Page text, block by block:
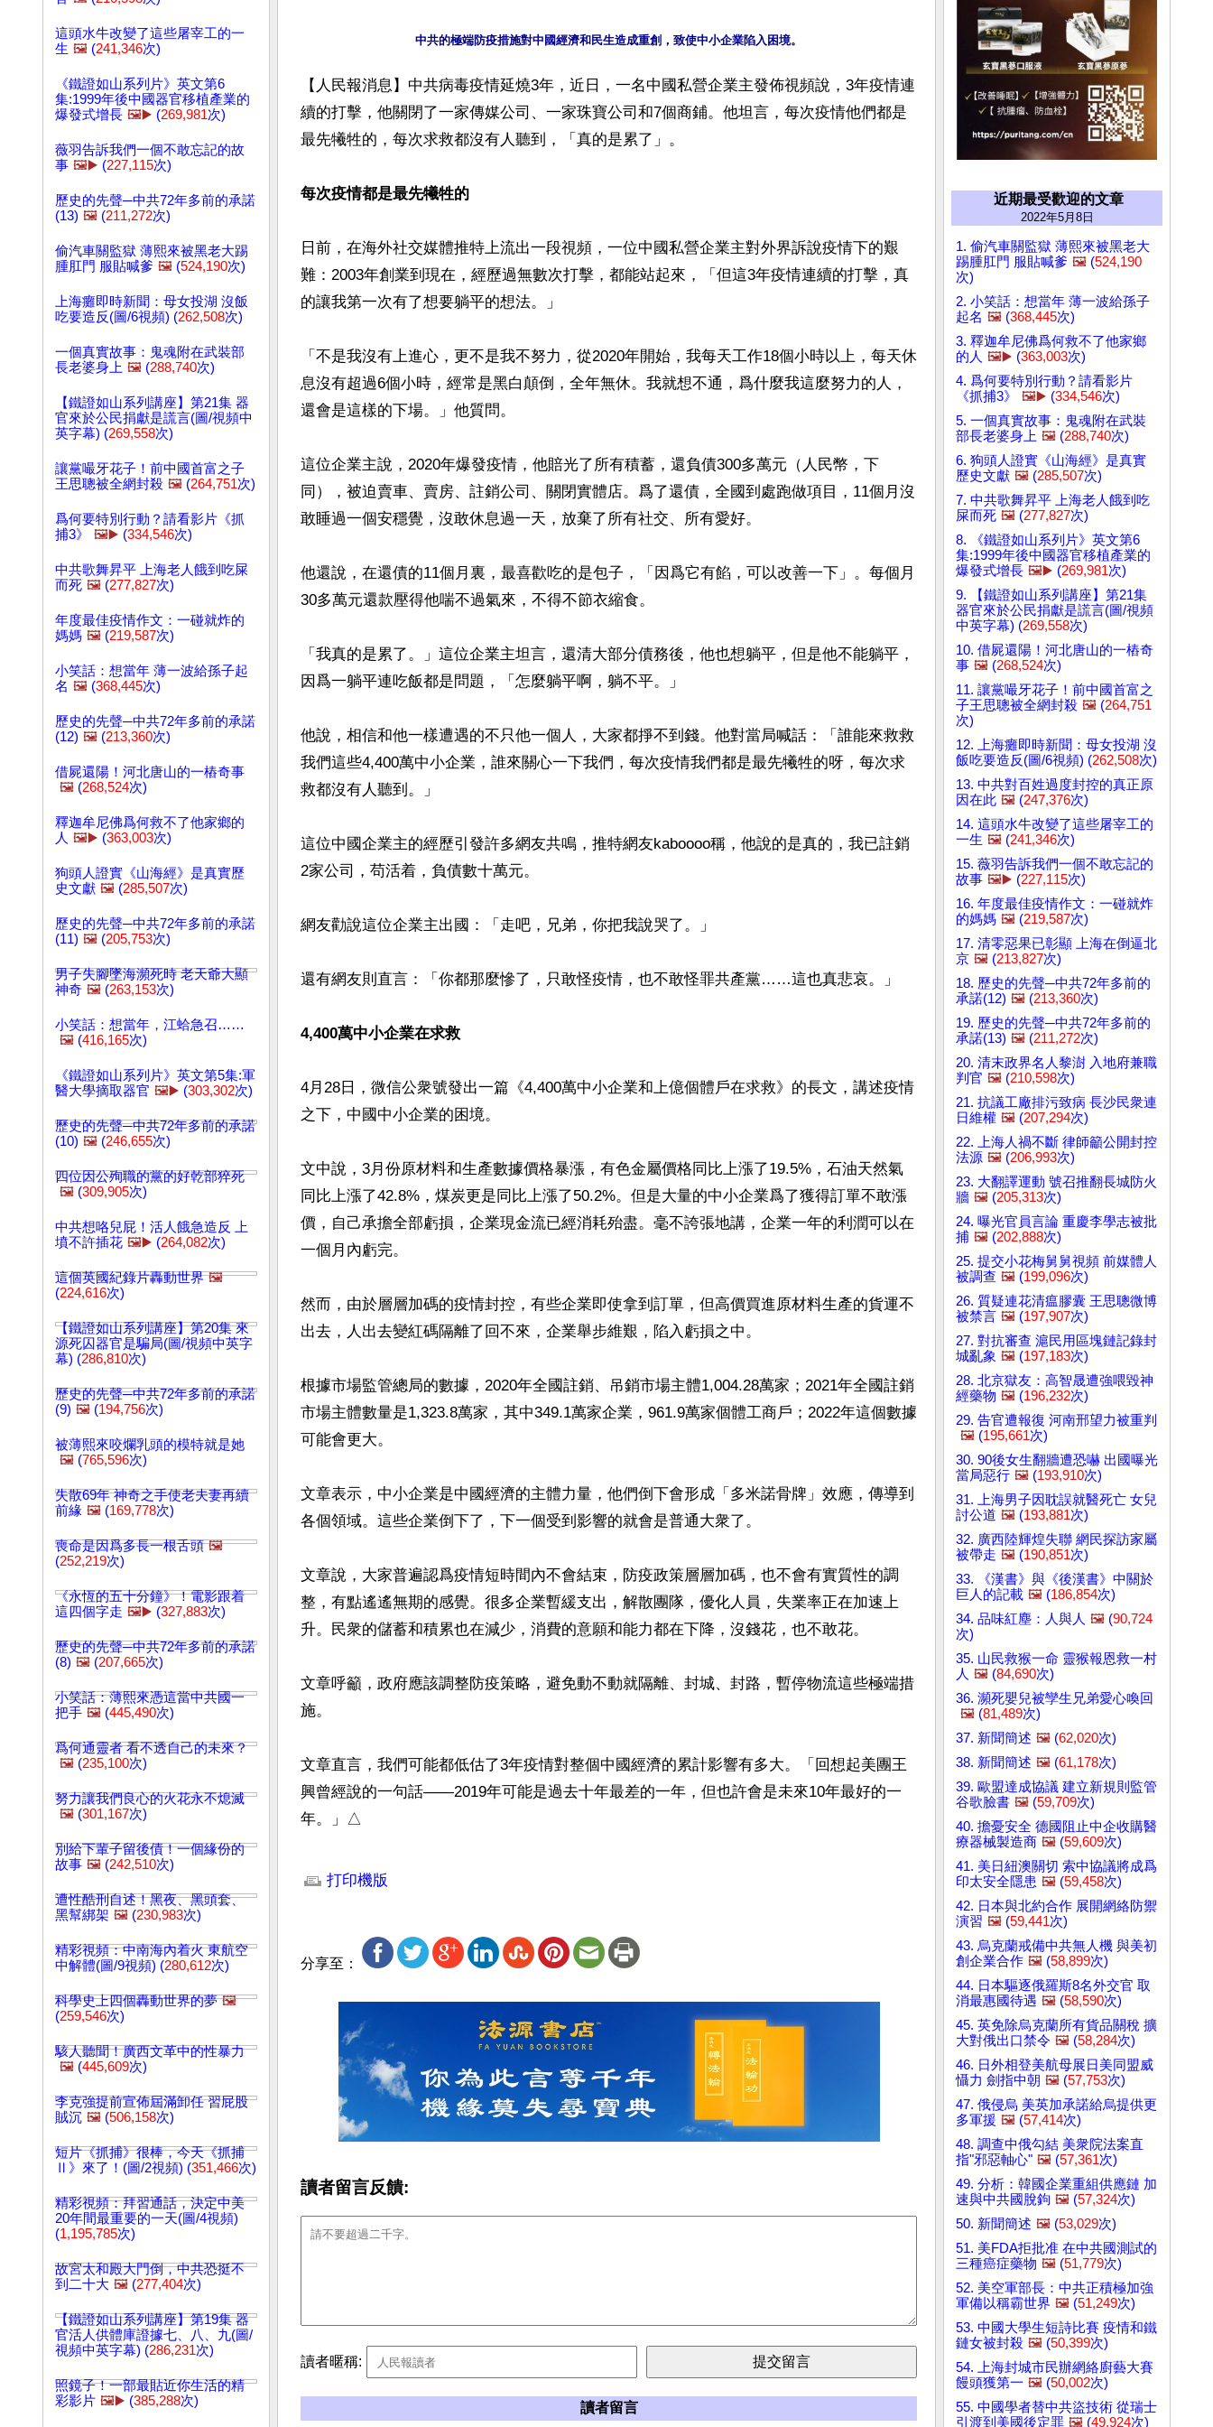
這頭水牛改變了這些屠宰工的一
生 🖼️ (241,346次)
《鐵證如山系列片》英文第6
集:1999年後中國器官移植產業的
爆發式增長 🖼️▶️ (269,981次)
薇羽告訴我們一個不敢忘記的故
事 🖼️▶️ (227,115次)
歷史的先聲─中共72年多前的承諾
(13) 🖼️ (211,272次)
偷汽車關監獄 薄熙來被黑老大踢
腫肛門 服貼喊爹 🖼️ (524,190次)
上海癱即時新聞：母女投湖 沒飯
吃要造反(圖/6視頻) (262,508次)
一個真實故事：鬼魂附在武裝部
長老婆身上 🖼️ (288,740次)
【鐵證如山系列講座】第21集 器
官來於公民捐獻是謊言(圖/視頻中
英字幕) (269,558次)
讓黨嘬牙花子！前中國首富之子
王思聰被全網封殺 🖼️ (264,751次)
爲何要特別行動？請看影片《抓
捕3》
🖼️▶️ (334,546次)
中共歌舞昇平 上海老人餓到吃屎
而死 🖼️ (277,827次)
年度最佳疫情作文：一碰就炸的
媽媽 🖼️ (219,587次)
小笑話：想當年 薄一波給孫子起
名 🖼️ (368,445次)
歷史的先聲─中共72年多前的承諾
(12) 🖼️ (213,360次)
借屍還陽！河北唐山的一樁奇事
🖼️ (268,524次)
釋迦牟尼佛爲何救不了他家鄉的
人 🖼️▶️ (363,003次)
狗頭人證實《山海經》是真實歷
史文獻 🖼️ (285,507次)
歷史的先聲─中共72年多前的承諾
(11) 🖼️ (205,753次)
男子失腳墜海瀕死時 老天爺大顯
神奇 🖼️ (263,153次)
小笑話：想當年，江蛤急召……
🖼️ (416,165次)
《鐵證如山系列片》英文第5集:軍
醫大學摘取器官 🖼️▶️ (303,302次)
歷史的先聲─中共72年多前的承諾
(10) 🖼️ (246,655次)
四位因公殉職的黨的好乾部猝死
🖼️ (309,905次)
中共想咯兒屁！活人餓急造反 上
墳不許插花 🖼️▶️ (264,082次)
這個英國紀錄片轟動世界 🖼️
(224,616次)
【鐵證如山系列講座】第20集 來
源死囚器官是騙局(圖/視頻中英字
幕) (286,810次)
歷史的先聲─中共72年多前的承諾
(9) 🖼️ (194,756次)
被薄熙來咬爛乳頭的模特就是她
🖼️ (765,596次)
失散69年 神奇之手使老夫妻再續
前緣 🖼️ (169,778次)
喪命是因爲多長一根舌頭 🖼️
(252,219次)
《永恆的五十分鐘》！電影跟着
這四個字走 🖼️▶️ (327,883次)
歷史的先聲─中共72年多前的承諾
(8) 🖼️ (207,665次)
小笑話：薄熙來憑這當中共國一
把手 🖼️ (445,490次)
爲何通靈者 看不透自己的未來？
🖼️ (235,100次)
努力讓我們良心的火花永不熄滅
🖼️ (301,167次)
別給下輩子留後債！一個緣份的
故事 🖼️ (242,510次)
遭性酷刑自述！黑夜、黑頭套、
黑幫綁架 🖼️ (230,983次)
精彩視頻：中南海內着火 東航空
中解體(圖/9視頻) (280,612次)
科學史上四個轟動世界的夢 🖼️
(259,546次)
駭人聽聞！廣西文革中的性暴力
🖼️ (445,609次)
李克強提前宣佈屆滿卸任 習屁股
賊沉 🖼️ (506,158次)
短片《抓捕》很棒，今天《抓捕
Ⅱ》來了！(圖/2視頻) (351,466次)
精彩視頻：拜習通話，決定中美
20年間最重要的一天(圖/4視頻)
(1,195,785次)
故宮太和殿大門倒，中共恐挺不
到二十大 🖼️ (277,404次)
【鐵證如山系列講座】第19集 器
官活人供體庫證據七、八、九(圖/
視頻中英字幕) (286,231次)
照鏡子！一部最貼近你生活的精
彩影片 🖼️▶️ (385,288次)
【人民報消息】中共病毒疫情延燒3年，近日，一名中國私營企業主發佈視頻說，3年疫情連
續的打擊，他關閉了一家傳媒公司、一家珠寶公司和7個商鋪。他坦言，每次疫情他們都是
最先犧牲的，每次求救都沒有人聽到，「真的是累了」。
每次疫情都是最先犧牲的
日前，在海外社交媒體推特上流出一段視頻，一位中國私營企業主對外界訴說疫情下的艱
難：2003年創業到現在，經歷過無數次打擊，都能站起來，「但這3年疫情連續的打擊，真
的讓我第一次有了想要躺平的想法。」
「不是我沒有上進心，更不是我不努力，從2020年開始，我每天工作18個小時以上，每天休
息沒有超過6個小時，經常是黑白顛倒，全年無休。我就想不通，爲什麼我這麼努力的人，
還會是這樣的下場。」他質問。
這位企業主說，2020年爆發疫情，他賠光了所有積蓄，還負債300多萬元（人民幣，下
同），被迫賣車、賣房、註銷公司、關閉實體店。爲了還債，全國到處跑做項目，11個月沒
敢睡過一個安穩覺，沒敢休息過一天，放棄了所有社交、所有愛好。
他還說，在還債的11個月裏，最喜歡吃的是包子，「因爲它有餡，可以改善一下」。每個月
30多萬元還款壓得他喘不過氣來，不得不節衣縮食。
「我真的是累了。」這位企業主坦言，還清大部分債務後，他也想躺平，但是他不能躺平，
因爲一躺平連吃飯都是問題，「怎麼躺平啊，躺不平。」
他說，相信和他一樣遭遇的不只他一個人，大家都掙不到錢。他對當局喊話：「誰能來救救
我們這些4,400萬中小企業，誰來關心一下我們，每次疫情我們都是最先犧牲的呀，每次求
救都沒有人聽到。」
這位中國企業主的經歷引發許多網友共鳴，推特網友kaboooo稱，他說的是真的，我已註銷
2家公司，苟活着，負債數十萬元。
網友勸說這位企業主出國：「走吧，兄弟，你把我說哭了。」
還有網友則直言：「你都那麼慘了，只敢怪疫情，也不敢怪罪共產黨……這也真悲哀。」
4,400萬中小企業在求救
4月28日，微信公衆號發出一篇《4,400萬中小企業和上億個體戶在求救》的長文，講述疫情
之下，中國中小企業的困境。
文中說，3月份原材料和生產數據價格暴漲，有色金屬價格同比上漲了19.5%，石油天然氣
同比上漲了42.8%，煤炭更是同比上漲了50.2%。但是大量的中小企業爲了獲得訂單不敢漲
價，自己承擔全部虧損，企業現金流已經消耗殆盡。毫不誇張地講，企業一年的利潤可以在
一個月內虧完。
然而，由於層層加碼的疫情封控，有些企業即使拿到訂單，但高價買進原材料生產的貨運不
出去，人出去變紅碼隔離了回不來，企業舉步維艱，陷入虧損之中。
根據市場監管總局的數據，2020年全國註銷、吊銷市場主體1,004.28萬家；2021年全國註銷
市場主體數量是1,323.8萬家，其中349.1萬家企業，961.9萬家個體工商戶；2022年這個數據
可能會更大。
文章表示，中小企業是中國經濟的主體力量，他們倒下會形成「多米諾骨牌」效應，傳導到
各個領域。這些企業倒下了，下一個受到影響的就會是普通大衆了。
文章說，大家普遍認爲疫情短時間內不會結束，防疫政策層層加碼，也不會有實質性的調
整，有點遙遙無期的感覺。很多企業暫緩支出，解散團隊，優化人員，失業率正在加速上
升。民衆的儲蓄和積累也在減少，消費的意願和能力都在下降，沒錢花，也不敢花。
文章呼籲，政府應該調整防疫策略，避免動不動就隔離、封城、封路，暫停物流這些極端措
施。
文章直言，我們可能都低估了3年疫情對整個中國經濟的累計影響有多大。「回想起美團王
興曾經說的一句話――2019年可能是過去十年最差的一年，但也許會是未來10年最好的一
年。」△
打印機版
分享至：
讀者留言反饋:
讀者暱稱:
讀者留言
近期最受歡迎的文章
2022年5月8日
1. 偷汽車關監獄 薄熙來被黑老大
踢腫肛門 服貼喊爹 🖼️ (524,190
次)
2. 小笑話：想當年 薄一波給孫子
起名 🖼️ (368,445次)
3. 釋迦牟尼佛爲何救不了他家鄉
的人 🖼️▶️ (363,003次)
4. 爲何要特別行動？請看影片
《抓捕3》
🖼️▶️ (334,546次)
5. 一個真實故事：鬼魂附在武裝
部長老婆身上 🖼️ (288,740次)
6. 狗頭人證實《山海經》是真實
歷史文獻 🖼️ (285,507次)
7. 中共歌舞昇平 上海老人餓到吃
屎而死 🖼️ (277,827次)
8. 《鐵證如山系列片》英文第6
集:1999年後中國器官移植產業的
爆發式增長 🖼️▶️ (269,981次)
9. 【鐵證如山系列講座】第21集
器官來於公民捐獻是謊言(圖/視頻
中英字幕) (269,558次)
10. 借屍還陽！河北唐山的一樁奇
事 🖼️ (268,524次)
11. 讓黨嘬牙花子！前中國首富之
子王思聰被全網封殺 🖼️ (264,751
次)
12. 上海癱即時新聞：母女投湖 沒
飯吃要造反(圖/6視頻) (262,508次)
13. 中共對百姓過度封控的真正原
因在此 🖼️ (247,376次)
14. 這頭水牛改變了這些屠宰工的
一生 🖼️ (241,346次)
15. 薇羽告訴我們一個不敢忘記的
故事 🖼️▶️ (227,115次)
16. 年度最佳疫情作文：一碰就炸
的媽媽 🖼️ (219,587次)
17. 清零惡果已彰顯 上海在倒逼北
京 🖼️ (213,827次)
18. 歷史的先聲─中共72年多前的
承諾(12) 🖼️ (213,360次)
19. 歷史的先聲─中共72年多前的
承諾(13) 🖼️ (211,272次)
20. 清末政界名人黎澍 入地府兼職
判官 🖼️ (210,598次)
21. 抗議工廠排污致病 長沙民衆連
日維權 🖼️ (207,294次)
22. 上海人禍不斷 律師籲公開封控
法源 🖼️ (206,993次)
23. 大翻譯運動 號召推翻長城防火
牆 🖼️ (205,313次)
24. 曝光官員言論 重慶李學志被批
捕 🖼️ (202,888次)
25. 提交小花梅舅舅視頻 前媒體人
被調查 🖼️ (199,096次)
26. 質疑連花清瘟膠囊 王思聰微博
被禁言 🖼️ (197,907次)
27. 對抗審查 滬民用區塊鏈記錄封
城亂象 🖼️ (197,183次)
28. 北京獄友：高智晟遭強喂毀神
經藥物 🖼️ (196,232次)
29. 告官遭報復 河南邢望力被重判
🖼️ (195,661次)
30. 90後女生翻牆遭恐嚇 出國曝光
當局惡行 🖼️ (193,910次)
31. 上海男子因耽誤就醫死亡 女兒
討公道 🖼️ (193,881次)
32. 廣西陸輝煌失聯 網民探訪家屬
被帶走 🖼️ (190,851次)
33. 《漢書》與《後漢書》中關於
巨人的記載 🖼️ (186,854次)
34. 品味紅塵：人與人 🖼️ (90,724
次)
35. 山民救猴一命 靈猴報恩救一村
人 🖼️ (84,690次)
36. 瀕死嬰兒被孿生兄弟愛心喚回
🖼️ (81,489次)
37. 新聞簡述 🖼️ (62,020次)
38. 新聞簡述 🖼️ (61,178次)
39. 歐盟達成協議 建立新規則監管
谷歌臉書 🖼️ (59,709次)
40. 擔憂安全 德國阻止中企收購醫
療器械製造商 🖼️ (59,609次)
41. 美日紐澳關切 索中協議將成爲
印太安全隱患 🖼️ (59,458次)
42. 日本與北約合作 展開網絡防禦
演習 🖼️ (59,441次)
43. 烏克蘭戒備中共無人機 與美初
創企業合作 🖼️ (58,899次)
44. 日本驅逐俄羅斯8名外交官 取
消最惠國待遇 🖼️ (58,590次)
45. 英免除烏克蘭所有貨品關稅 擴
大對俄出口禁令 🖼️ (58,284次)
46. 日外相登美航母展日美同盟威
懾力 劍指中朝 🖼️ (57,753次)
47. 俄侵烏 美英加承諾給烏提供更
多軍援 🖼️ (57,414次)
48. 調查中俄勾結 美衆院法案直
指"邪惡軸心" 🖼️ (57,361次)
49. 分析：韓國企業重組供應鏈 加
速與中共國脫鉤 🖼️ (57,324次)
50. 新聞簡述 🖼️ (53,029次)
51. 美FDA拒批准 在中共國測試的
三種癌症藥物 🖼️ (51,779次)
52. 美空軍部長：中共正積極加強
軍備以稱霸世界 🖼️ (51,249次)
53. 中國大學生短詩比賽 疫情和鐵
鏈女被封殺 🖼️ (50,399次)
54. 上海封城市民辦網絡廚藝大賽
饅頭獲第一 🖼️ (50,002次)
55. 中國學者替中共盜技術 從瑞士
引渡到美國後定罪 🖼️ (49,924次)